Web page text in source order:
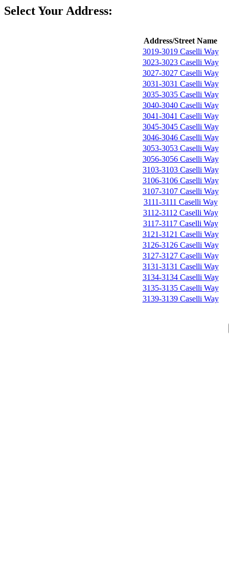
Select Your Address:
Address/Street Name
3019-3019 Caselli Way
3023-3023 Caselli Way
3027-3027 Caselli Way
3031-3031 Caselli Way
3035-3035 Caselli Way
3040-3040 Caselli Way
3041-3041 Caselli Way
3045-3045 Caselli Way
3046-3046 Caselli Way
3053-3053 Caselli Way
3056-3056 Caselli Way
3103-3103 Caselli Way
3106-3106 Caselli Way
3107-3107 Caselli Way
3111-3111 Caselli Way
3112-3112 Caselli Way
3117-3117 Caselli Way
3121-3121 Caselli Way
3126-3126 Caselli Way
3127-3127 Caselli Way
3131-3131 Caselli Way
3134-3134 Caselli Way
3135-3135 Caselli Way
3139-3139 Caselli Way